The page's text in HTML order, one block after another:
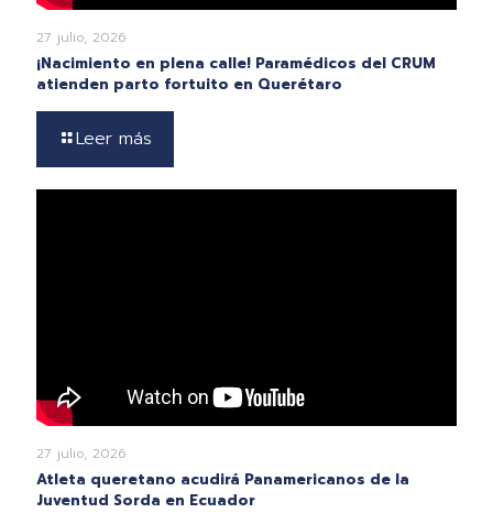
27 julio, 2026
¡Nacimiento en plena calle! Paramédicos del CRUM
atienden parto fortuito en Querétaro
Leer más
27 julio, 2026
Atleta queretano acudirá Panamericanos de la
Juventud Sorda en Ecuador